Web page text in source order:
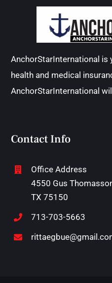
AnchorStarInternational
health and medical
AnchorStarInternational
Contact Info
Office Address
4550 Gus
TX 75150
713-703-5663